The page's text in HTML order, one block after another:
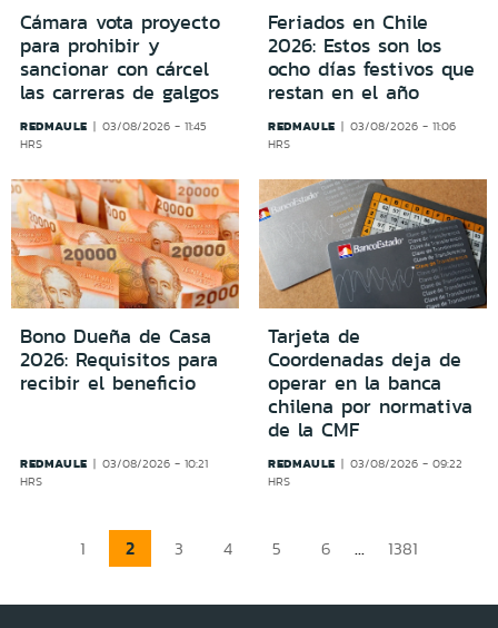
Cámara vota proyecto
para prohibir y
sancionar con cárcel
las carreras de galgos
REDMAULE
03/08/2026 - 11:45
HRS
Feriados en Chile
2026: Estos son los
ocho días festivos que
restan en el año
REDMAULE
03/08/2026 - 11:06
HRS
Bono Dueña de Casa
2026: Requisitos para
recibir el beneficio
REDMAULE
03/08/2026 - 10:21
HRS
Tarjeta de
Coordenadas deja de
operar en la banca
chilena por normativa
de la CMF
REDMAULE
03/08/2026 - 09:22
HRS
1 2 3 4 5 6 ... 1381